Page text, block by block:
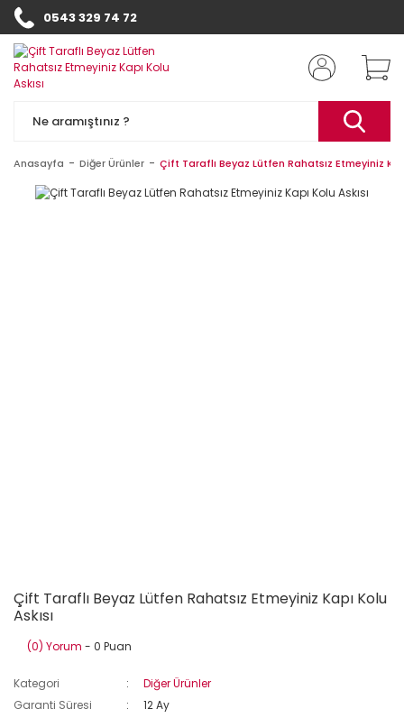
0543 329 74 72
Anasayfa Diğer Ürünler Çift Taraflı Beyaz Lütfen Rahatsız Etmeyiniz
Çift Taraflı Beyaz Lütfen Rahatsız Etmeyiniz Kapı Kolu
Askısı
(0) Yorum - 0 Puan
Kategori
Diğer Ürünler
Garanti Süresi
12 Ay